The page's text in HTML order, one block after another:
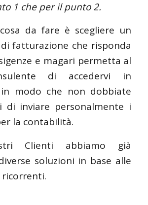
1 che per il punto 2.
da fare è scegliere un
fatturazione che risponda
e magari permetta al
di accedervi in
modo che non dobbiate
di inviare personalmente i
la contabilità.
Clienti abbiamo già
soluzioni in base alle
ricorrenti.